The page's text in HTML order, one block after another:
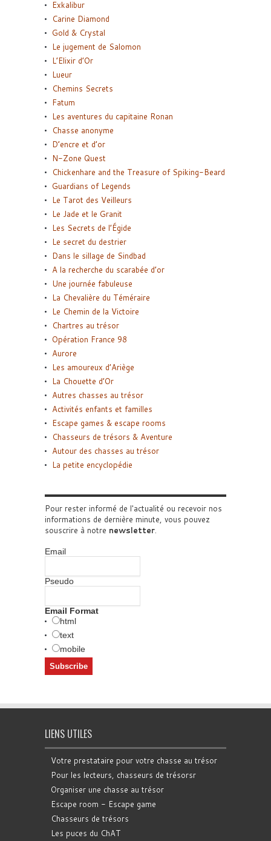
Exkalibur
Carine Diamond
Gold & Crystal
Le jugement de Salomon
L’Elixir d’Or
Lueur
Chemins Secrets
Fatum
Les aventures du capitaine Ronan
Chasse anonyme
D’encre et d’or
N-Zone Quest
Chickenhare and the Treasure of Spiking-Beard
Guardians of Legends
Le Tarot des Veilleurs
Le Jade et le Granit
Les Secrets de l’Égide
Le secret du destrier
Dans le sillage de Sindbad
A la recherche du scarabée d’or
Une journée fabuleuse
La Chevalière du Téméraire
Le Chemin de la Victoire
Chartres au trésor
Opération France 98
Aurore
Les amoureux d’Ariège
La Chouette d’Or
Autres chasses au trésor
Activités enfants et familles
Escape games & escape rooms
Chasseurs de trésors & Aventure
Autour des chasses au trésor
La petite encyclopédie
Pour rester informé de l'actualité ou recevoir nos
informations de dernière minute, vous pouvez
souscrire à notre newsletter.
Email
Pseudo
Email Format
html
text
mobile
LIENS UTILES
Votre prestataire pour votre chasse au trésor
Pour les lecteurs, chasseurs de trésorsr
Organiser une chasse au trésor
Escape room - Escape game
Chasseurs de trésors
Les puces du ChAT